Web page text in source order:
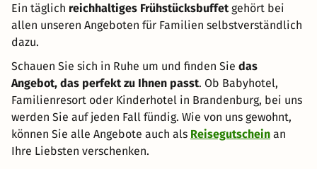
Ein täglich reichhaltiges Frühstücksbuffetgehört bei
allen unseren Angeboten für Familien selbstverständlich
dazu.
Schauen Sie sich in Ruhe um und finden Sie das
Angebot, das perfekt zu Ihnen passt. Ob Babyhotel,
Familienresort oder Kinderhotel in Brandenburg, bei uns
werden Sie auf jeden Fall fündig. Wie von uns gewohnt,
können Sie alle Angebote auch als Reisegutschein an
Ihre Liebsten verschenken.